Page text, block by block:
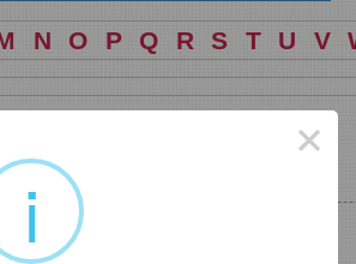
N O P Q R S T U V
×
i